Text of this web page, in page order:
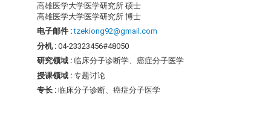
高雄医学大学医学研究所 硕士
高雄医学大学医学研究所 博士
电子邮件 :tzekiong92@gmail.com
分机 : 04-23323456#48050
研究领域 : 临床分子诊断学、癌症分子医学
授课领域 : 专题讨论
专长 : 临床分子诊断、癌症分子医学